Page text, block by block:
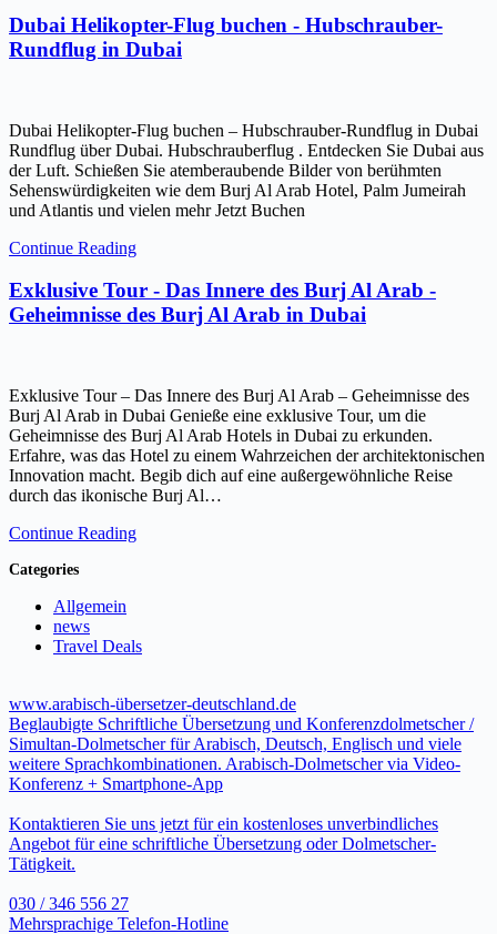
Dubai Helikopter-Flug buchen - Hubschrauber-
Rundflug in Dubai
Dubai Helikopter-Flug buchen – Hubschrauber-Rundflug in Dubai
Rundflug über Dubai. Hubschrauberflug . Entdecken Sie Dubai aus
der Luft. Schießen Sie atemberaubende Bilder von berühmten
Sehenswürdigkeiten wie dem Burj Al Arab Hotel, Palm Jumeirah
und Atlantis und vielen mehr Jetzt Buchen
Continue Reading
Exklusive Tour - Das Innere des Burj Al Arab -
Geheimnisse des Burj Al Arab in Dubai
Exklusive Tour – Das Innere des Burj Al Arab – Geheimnisse des
Burj Al Arab in Dubai Genieße eine exklusive Tour, um die
Geheimnisse des Burj Al Arab Hotels in Dubai zu erkunden.
Erfahre, was das Hotel zu einem Wahrzeichen der architektonischen
Innovation macht. Begib dich auf eine außergewöhnliche Reise
durch das ikonische Burj Al…
Continue Reading
Categories
Allgemein
news
Travel Deals
www.arabisch-übersetzer-deutschland.de
Beglaubigte Schriftliche Übersetzung und Konferenzdolmetscher /
Simultan-Dolmetscher für Arabisch, Deutsch, Englisch und viele
weitere Sprachkombinationen. Arabisch-Dolmetscher via Video-
Konferenz + Smartphone-App
Kontaktieren Sie uns jetzt für ein kostenloses unverbindliches
Angebot für eine schriftliche Übersetzung oder Dolmetscher-
Tätigkeit.
030 / 346 556 27
Mehrsprachige Telefon-Hotline